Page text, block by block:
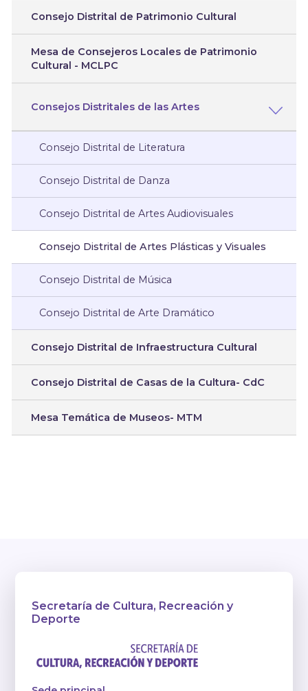
Consejo Distrital de Patrimonio Cultural
Mesa de Consejeros Locales de Patrimonio
Cultural - MCLPC
Consejos Distritales de las Artes
Consejo Distrital de Literatura
Consejo Distrital de Danza
Consejo Distrital de Artes Audiovisuales
Consejo Distrital de Artes Plásticas y Visuales
Consejo Distrital de Música
Consejo Distrital de Arte Dramático
Consejo Distrital de Infraestructura Cultural
Consejo Distrital de Casas de la Cultura- CdC
Mesa Temática de Museos- MTM
Secretaría de Cultura, Recreación y
Deporte